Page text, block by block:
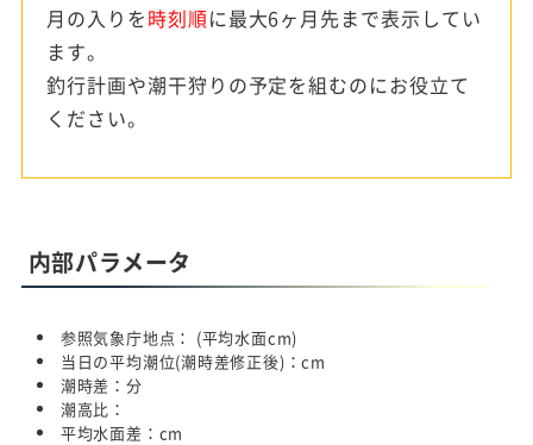
月の入りを時刻順に最大6ヶ月先まで表示してい
ます。
釣行計画や潮干狩りの予定を組むのにお役立て
ください。
内部パラメータ
参照気象庁地点： (平均水面cm)
当日の平均潮位(潮時差修正後)：cm
潮時差：分
潮高比：
平均水面差： cm